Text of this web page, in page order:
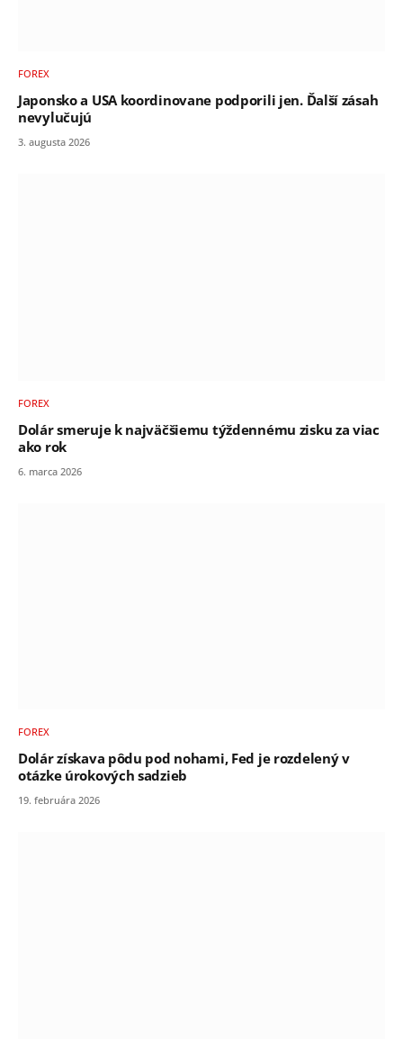
FOREX
Japonsko a USA koordinovane podporili jen. Ďalší zásah
nevylučujú
3. augusta 2026
FOREX
Dolár smeruje k najväčšiemu týždennému zisku za viac
ako rok
6. marca 2026
FOREX
Dolár získava pôdu pod nohami, Fed je rozdelený v
otázke úrokových sadzieb
19. februára 2026